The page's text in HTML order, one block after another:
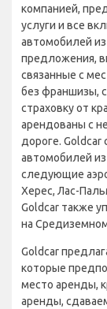
компанией,
услуги и все
автомобилей
предложения,
связанные с
без франшизы,
страховку от
арендованы с
дороге. Goldcar
автомобилей
следующие
Херес, Лас-
Goldcar также
на
Goldcar
которые
место аренды,
аренды,